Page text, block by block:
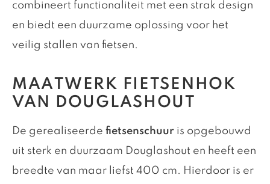
combineert functionaliteit met een strak design
en biedt een duurzame oplossing voor het
veilig stallen van fietsen.
MAATWERK FIETSENHOK
VAN DOUGLASHOUT
De gerealiseerde fietsenschuur is opgebouwd
uit sterk en duurzaam Douglashout en heeft een
breedte van maar liefst 400 cm. Hierdoor is er